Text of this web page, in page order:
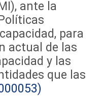
ante la
para
actual de las
y las
que las